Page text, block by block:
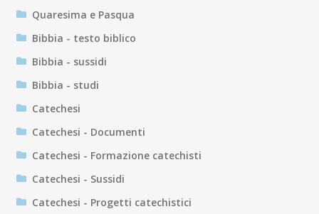
Quaresima e Pasqua
Bibbia - testo biblico
Bibbia - sussidi
Bibbia - studi
Catechesi
Catechesi - Documenti
Catechesi - Formazione catechisti
Catechesi - Sussidi
Catechesi - Progetti catechistici